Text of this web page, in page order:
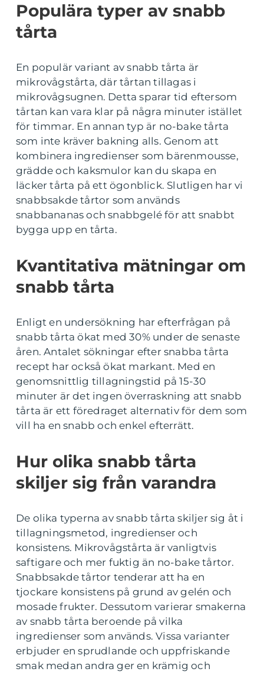
Populära typer av snabb
tårta
En populär variant av snabb tårta är
mikrovågstårta, där tårtan tillagas i
mikrovågsugnen. Detta sparar tid eftersom
tårtan kan vara klar på några minuter istället
för timmar. En annan typ är no-bake tårta
som inte kräver bakning alls. Genom att
kombinera ingredienser som bärenmousse,
grädde och kaksmulor kan du skapa en
läcker tårta på ett ögonblick. Slutligen har vi
snabbsakde tårtor som används
snabbananas och snabbgelé för att snabbt
bygga upp en tårta.
Kvantitativa mätningar om
snabb tårta
Enligt en undersökning har efterfrågan på
snabb tårta ökat med 30% under de senaste
åren. Antalet sökningar efter snabba tårta
recept har också ökat markant. Med en
genomsnittlig tillagningstid på 15-30
minuter är det ingen överraskning att snabb
tårta är ett föredraget alternativ för dem som
vill ha en snabb och enkel efterrätt.
Hur olika snabb tårta
skiljer sig från varandra
De olika typerna av snabb tårta skiljer sig åt i
tillagningsmetod, ingredienser och
konsistens. Mikrovågstårta är vanligtvis
saftigare och mer fuktig än no-bake tårtor.
Snabbsakde tårtor tenderar att ha en
tjockare konsistens på grund av gelén och
mosade frukter. Dessutom varierar smakerna
av snabb tårta beroende på vilka
ingredienser som används. Vissa varianter
erbjuder en sprudlande och uppfriskande
smak medan andra ger en krämig och